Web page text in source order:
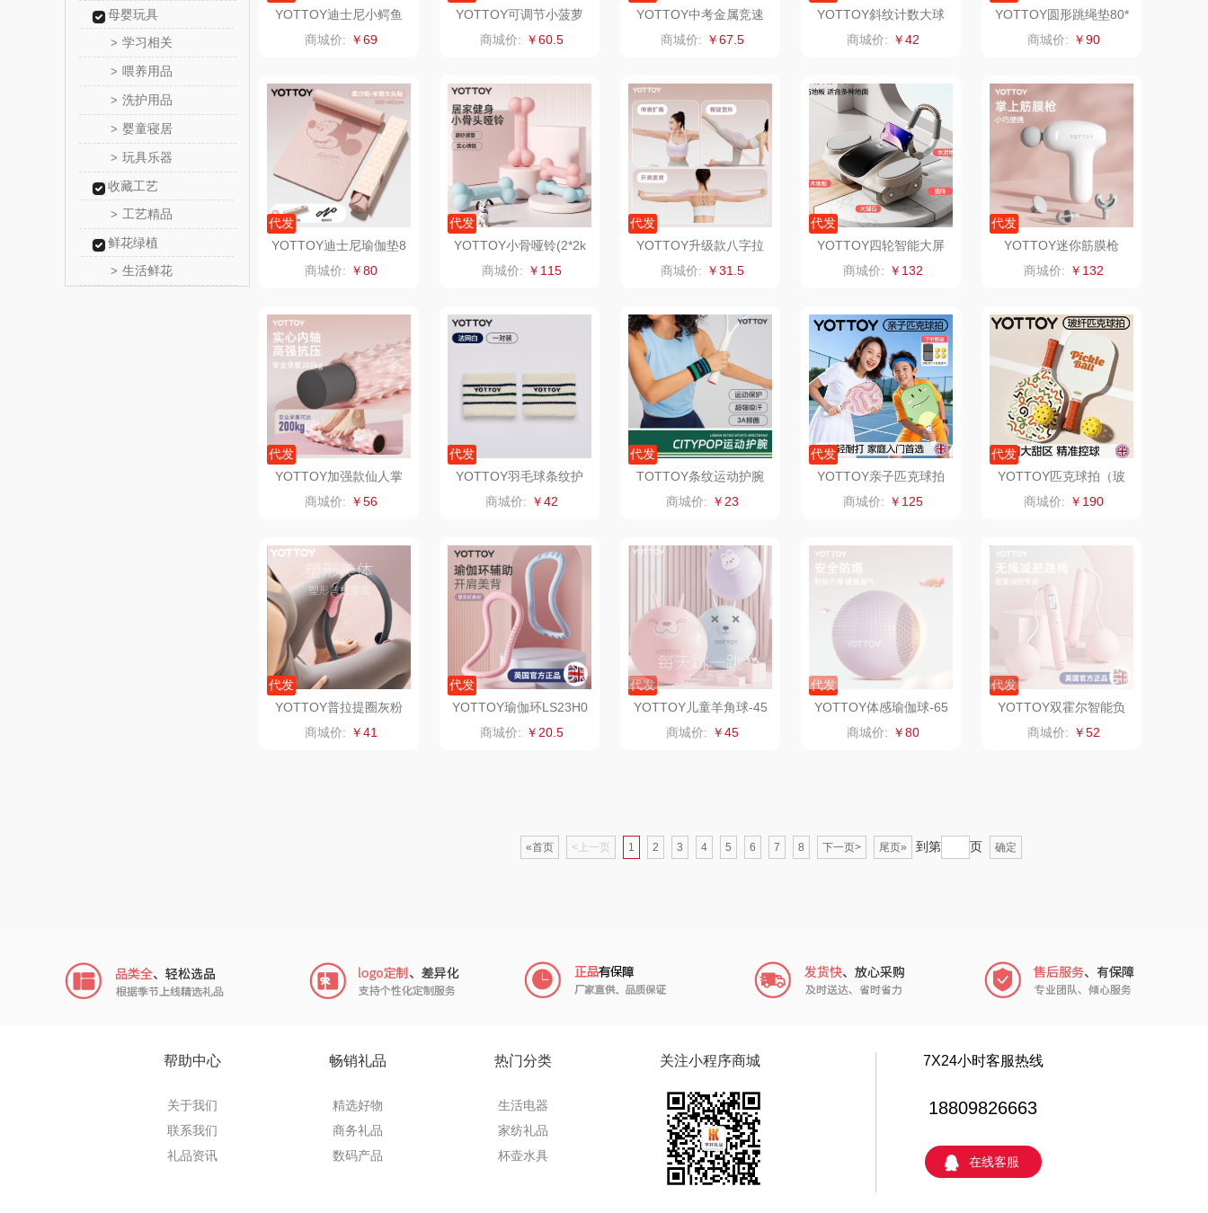
母婴玩具
> 学习相关
> 喂养用品
> 洗护用品
> 婴童寝居
> 玩具乐器
收藏工艺
> 工艺精品
鲜花绿植
> 生活鲜花
顺然 信科 瓷咖什 厨邦
电）
民间造物 康巴赫（包销款） 瑞驰SWICKY 啄木鸟PLOVER
（家纺）
太力 象印 福礼掌柜 迪士尼（数码类） 冠军 施耐德
向物 来伊份 五谷磨房 她妍社 乐而雅 苏菲
folli follie 尔木萄 途雅
类）
茶马世家 陈克明 TKK 奥帝尔（包销款） 左都
蜜丝婷 博莱克 苏泊尔（杯壶） 穗格氏 梦百合 浅香（包销款）
一个人的星球 圣匠鲁班 友望 思宜莱
云鲸 迪士尼（儿童类） 恒源祥（箱包） 君乐宝 德亚 富佑嘉（FU+）
秒秒测 芬神 Aroma Light
兰士顿 追鲸 T.J.HARREN 亿瞬间 普陀山
胜源通 蓄光 小狗（包销款） 奥苏米 荣事达厨具（包销
款）
猫和老鼠
创维（个护类） 小黄人
WayourCare 威诗兰 paperblanks 花西子
格米（包销款）
高露洁
网易有道 咪鼠 茶汀
敖东 龙的
YOTTOY迪士尼小鳄鱼
泡沫轴-45cm粉、紫、
绿、蓝
商城价: ￥69
YOTTOY可调节小菠萝
双层瘦腿器粉、紫、绿、
蓝
商城价: ￥60.5
YOTTOY中考金属竞速
跳绳(粉，绿，灰）
商城价: ￥67.5
YOTTOY斜纹计数大球
跳绳（负重+两用）粉、
蓝
商城价: ￥42
YOTTOY圆形跳绳垫80*
80*1.2cm粉、绿、灰、
白
商城价: ￥90
代发
YOTTOY迪士尼瑜伽垫8
0*185cm*6mm粉，紫
商城价: ￥80
代发
YOTTOY小骨哑铃(2*2k
g)粉、蓝
商城价: ￥115
代发
YOTTOY升级款八字拉
力器（粉）
商城价: ￥31.5
代发
YOTTOY四轮智能大屏
健腹轮（含跪垫）砂石色
商城价: ￥132
代发
YOTTOY迷你筋膜枪
（四头）白
商城价: ￥132
代发
YOTTOY加强款仙人掌
泡沫轴47cm纯色：粉
商城价: ￥56
代发
YOTTOY羽毛球条纹护
腕（对）白、蓝
商城价: ￥42
代发
TOTTOY条纹运动护腕
（对）白、绿、黑、蓝、
紫
商城价: ￥23
代发
YOTTOY亲子匹克球拍
（杨木+玻纤双拍）
商城价: ￥125
代发
YOTTOY匹克球拍（玻
纤双拍）黑粉、蓝、彩色
线条
商城价: ￥190
代发
YOTTOY普拉提圈灰粉
商城价: ￥41
代发
YOTTOY瑜伽环LS23H0
1粉、蓝、紫
商城价: ￥20.5
代发
YOTTOY儿童羊角球-45
粉、蓝、紫
商城价: ￥45
代发
YOTTOY体感瑜伽球-65
紫、蓝
商城价: ￥80
代发
YOTTOY双霍尔智能负
重跳绳（负重+两用）
粉、蓝
商城价: ￥52
«首页 <上一页 1 2 3 4 5 6 7 8 下一页> 尾页» 到第 页 确定
帮助中心
关于我们
联系我们
礼品资讯
畅销礼品
精选好物
商务礼品
数码产品
热门分类
生活电器
家纺礼品
杯壶水具
关注小程序商城 7X24小时客服热线
18809826663
在线客服